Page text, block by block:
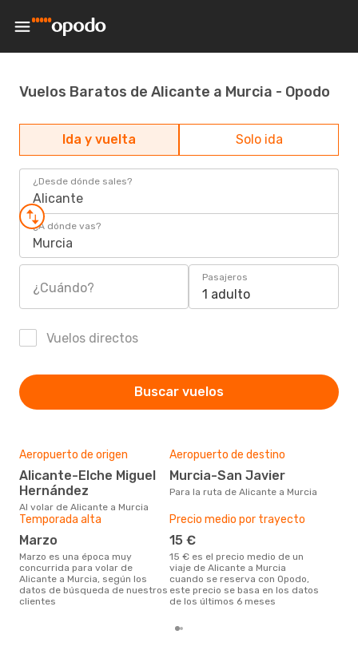
Vuelos Baratos de Alicante a Murcia - Opodo
Ida y vuelta Solo ida
¿Desde dónde sales?
Alicante
¿A dónde vas?
Murcia
¿Cuándo?
Pasajeros
1 adulto
Vuelos directos
Buscar vuelos
Aeropuerto de origen
Alicante-Elche Miguel
Hernández
Al volar de Alicante a Murcia
Aeropuerto de destino
Murcia-San Javier
Para la ruta de Alicante a Murcia
Temporada alta
marzo
marzo es una época muy
concurrida para volar de
Alicante a Murcia, según los
datos de búsqueda de nuestros
clientes
Precio medio por trayecto
15 €
15 € es el precio medio de un
viaje de Alicante a Murcia
cuando se reserva con Opodo,
este precio se basa en los datos
de los últimos 6 meses